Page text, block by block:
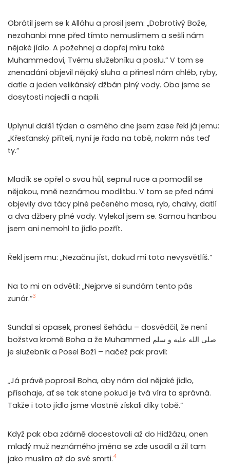
Obrátil jsem se k Alláhu a prosil jsem: „Dobrotivý Bože,
nezahanbi mne před tímto nemuslimem a sešli nám
nějaké jídlo. A požehnej a dopřej míru také
Muhammedovi, Tvému služebníku a poslu.“ V tom se
znenadání objevil nějaký sluha a přinesl nám chléb, ryby,
datle a jeden velikánský džbán plný vody. Oba jsme se
dosytosti najedli a napili.
Uplynul další týden a osmého dne jsem zase řekl já jemu:
„Křesťanský příteli, nyní je řada na tobě, nakrm nás teď
ty.“
Mladík se opřel o svou hůl, sepnul ruce a pomodlil se
nějakou, mně neznámou modlitbu. V tom se před námi
objevily dva tácy plné pečeného masa, ryb, chalvy, datlí
a dva džbery plné vody. Vylekal jsem se. Samou hanbou
jsem ani nemohl to jídlo pozřít.
Řekl jsem mu: „Nezačnu jíst, dokud mi toto nevysvětlíš.“
Na to mi on odvětil: „Nejprve si sundám tento pás
zunár.“3
Sundal si opasek, pronesl šehádu – dosvědčil, že není
božstva kromě Boha a že Muhammed صلى الله عليه و سلم
je služebník a Posel Boží – načež pak pravil:
„Já právě poprosil Boha, aby nám dal nějaké jídlo,
přísahaje, ať se tak stane pokud je tvá víra ta správná.
Takže i toto jídlo jsme vlastně získali díky tobě.“
Když pak oba zdárně docestovali až do Hidžázu, onen
mladý muž neznámého jména se zde usadil a žil tam
jako muslim až do své smrti.4